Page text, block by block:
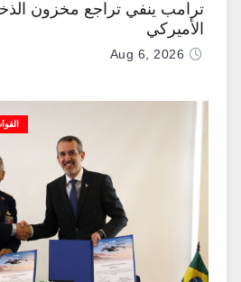
ترامب ينفي تراجع مخزون
الأميركي
Aug 6, 2026